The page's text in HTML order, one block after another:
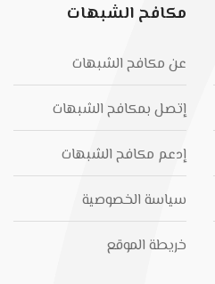
مكافح الشبهات
عن مكافح الشبهات
إتصل بمكافح الشبهات
إدعم مكافح الشبهات
سياسة الخصوصية
خريطة الموقع